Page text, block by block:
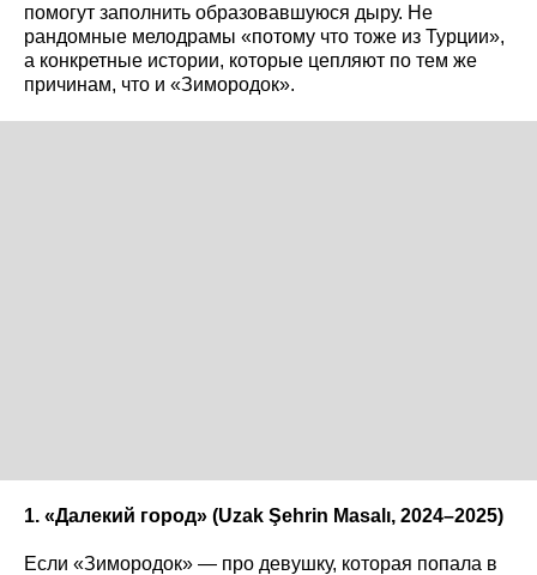
помогут заполнить образовавшуюся дыру. Не
рандомные мелодрамы «потому что тоже из Турции»,
а конкретные истории, которые цепляют по тем же
причинам, что и «Зимородок».
1. «Далекий город» (Uzak Şehrin Masal ı, 2024–2025)
Если «Зимородок» — про девушку, которая попала в